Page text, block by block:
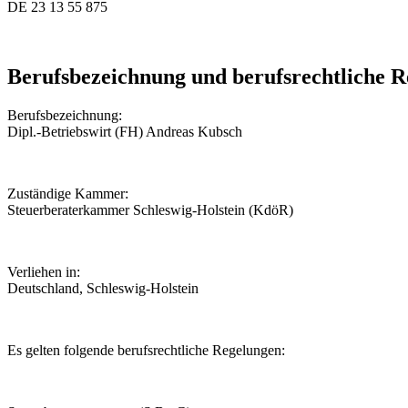
DE 23 13 55 875
Berufsbezeichnung und berufsrechtliche
Berufsbezeichnung:
Dipl.-Betriebswirt (FH) Andreas Kubsch
Zuständige Kammer:
Steuerberaterkammer Schleswig-Holstein (KdöR)
Verliehen in:
Deutschland, Schleswig-Holstein
Es gelten folgende berufsrechtliche Regelungen: